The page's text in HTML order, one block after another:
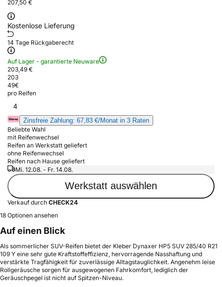
207,50 €
Kostenlose Lieferung
14 Tage Rückgaberecht
Auf Lager - garantierte Neuware
203,49 €
203
49€
pro Reifen
4
Zinsfreie Zahlung: 67,83 €/Monat in 3 Raten
Beliebte Wahl
mit Reifenwechsel
Reifen an Werkstatt geliefert
ohne Reifenwechsel
Reifen nach Hause geliefert
Mi. 12.08. - Fr. 14.08.
Werkstatt auswählen
Verkauf durch CHECK24
18 Optionen ansehen
Auf einen Blick
Als sommerlicher SUV-Reifen bietet der Kleber Dynaxer HP5 SUV 285/40 R21
109 Y eine sehr gute Kraftstoffeffizienz, hervorragende Nasshaftung und
verstärkte Tragfähigkeit für zuverlässige Alltagstauglichkeit. Angenehm leise
Rollgeräusche sorgen für ausgewogenen Fahrkomfort, lediglich der
Geräuschpegel ist nicht auf Spitzen-Niveau.